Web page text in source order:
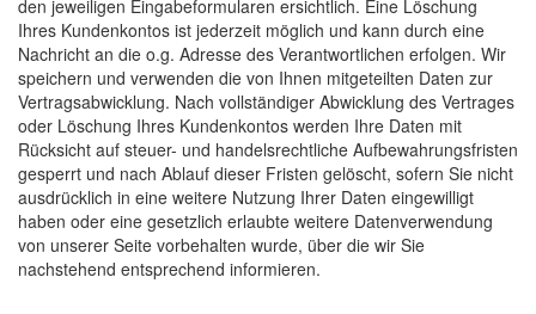
den jeweiligen Eingabeformularen ersichtlich. Eine Löschung
Ihres Kundenkontos ist jederzeit möglich und kann durch eine
Nachricht an die o.g. Adresse des Verantwortlichen erfolgen. Wir
speichern und verwenden die von Ihnen mitgeteilten Daten zur
Vertragsabwicklung. Nach vollständiger Abwicklung des Vertrages
oder Löschung Ihres Kundenkontos werden Ihre Daten mit
Rücksicht auf steuer- und handelsrechtliche Aufbewahrungsfristen
gesperrt und nach Ablauf dieser Fristen gelöscht, sofern Sie nicht
ausdrücklich in eine weitere Nutzung Ihrer Daten eingewilligt
haben oder eine gesetzlich erlaubte weitere Datenverwendung
von unserer Seite vorbehalten wurde, über die wir Sie
nachstehend entsprechend informieren.